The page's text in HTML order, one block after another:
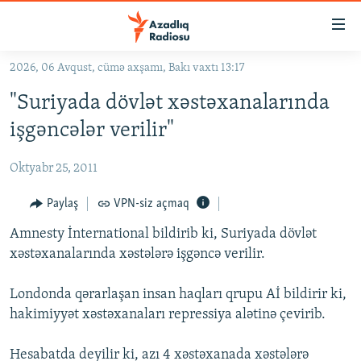
Əsas
qayıt
Əsas
naviqasiyaya
qayıt
#İZAHLA
KORRUPSIOMETR
#ƏSLINDƏ
FƏRQƏ BAX
QANUNI DOĞRU
ARAŞDIRMA
MULTIMEDIA
VIDEO
FOTOQALEREYA
RADIO ARXIV
OXU ZALI
HAQQIMIZDA
2026, 06 Avqust, cümə axşamı, Bakı vaxtı 13:17
"Suriyada dövlət xəstəxanalarında
işgəncələr verilir"
Oktyabr 25, 2011
Paylaş VPN-siz açmaq
Amnesty İnternational bildirib ki, Suriyada dövlət
xəstəxanalarında xəstələrə işgəncə verilir.
Londonda qərarlaşan insan haqları qrupu Aİ bildirir ki,
hakimiyyət xəstəxanaları repressiya alətinə çevirib.
Hesabatda deyilir ki, azı 4 xəstəxanada xəstələrə